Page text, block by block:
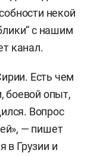
некой
с нашим
канал.
Есть чем
боевой опыт,
Вопрос
— пишет
в Грузии и